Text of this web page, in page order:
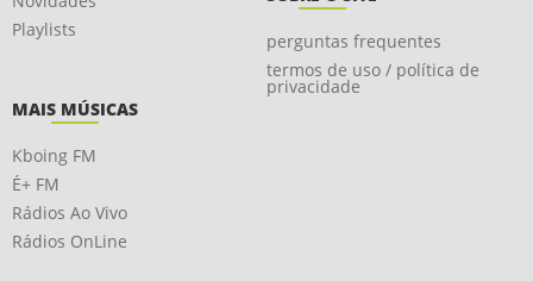
Playlists
perguntas frequentes
termos de uso / política de
privacidade
MAIS MÚSICAS
Kboing FM
É+ FM
Rádios Ao Vivo
Rádios OnLine